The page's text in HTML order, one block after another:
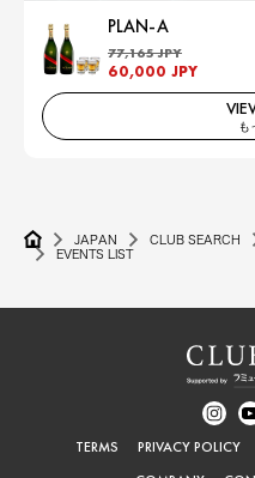
PLAN-A
77,165 JPY
60,000 JPY
も
JAPAN CLUB SEARCH
EVENTS LIST
TERMS PRIVACY POLICY